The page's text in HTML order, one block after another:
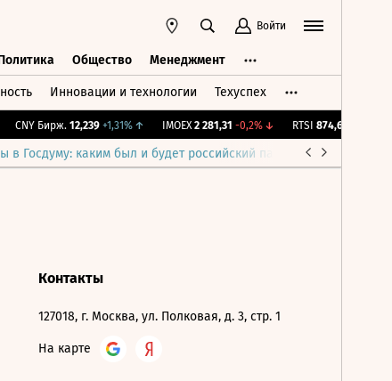
Войти
Общество Менеджмент
Инновации и технологии Техуспех
CNY Бирж. 12,239 +1,31%↑ IMOEX 2 281,31 -0,2%↓ RTSI 874,64
в Госдуму: каким был и будет российский парламент
Контакты
127018, г. Москва, ул. Полковая, д. 3, стр. 1
На карте